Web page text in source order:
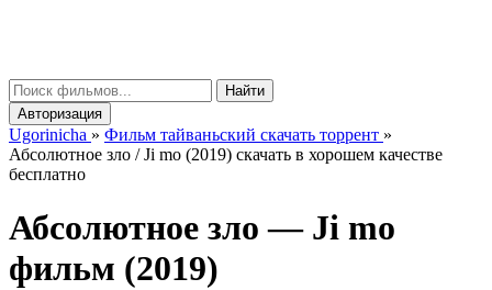
Найти
Авторизация
Ugorinicha » Фильм тайваньский скачать торрент »
Абсолютное зло / Ji mo (2019) скачать в хорошем качестве
бесплатно
Абсолютное зло — Ji mo
фильм (2019)